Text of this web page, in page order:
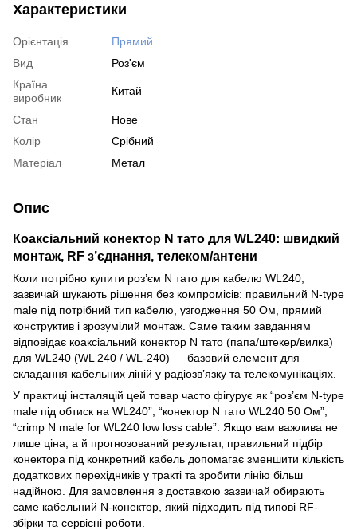
Характеристики
Орієнтація
Прямий
Вид
Роз'єм
Країна
виробник
Китай
Стан
Нове
Колір
Срібний
Матеріал
Метал
Опис
Коаксіальний конектор N тато для WL240: швидкий
монтаж, RF з’єднання, телеком/антени
Коли потрібно купити роз’єм N тато для кабелю WL240,
зазвичай шукають рішення без компромісів: правильний N-type
male під потрібний тип кабелю, узгодження 50 Ом, прямий
конструктив і зрозумілий монтаж. Саме таким завданням
відповідає коаксіальний конектор N тато (папа/штекер/вилка)
для WL240 (WL 240 / WL-240) — базовий елемент для
складання кабельних ліній у радіозв’язку та телекомунікаціях.
У практиці інсталяцій цей товар часто фігурує як “роз’єм N-type
male під обтиск на WL240”, “конектор N тато WL240 50 Ом”,
“crimp N male for WL240 low loss cable”. Якщо вам важлива не
лише ціна, а й прогнозований результат, правильний підбір
конектора під конкретний кабель допомагає зменшити кількість
додаткових перехідників у тракті та зробити лінію більш
надійною. Для замовлення з доставкою зазвичай обирають
саме кабельний N-конектор, який підходить під типові RF-
збірки та сервісні роботи.